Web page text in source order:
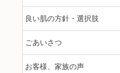
良い肌の方針・選択肢
ごあいさつ
お客様、家族の声